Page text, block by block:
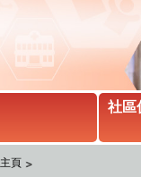
社區
主頁